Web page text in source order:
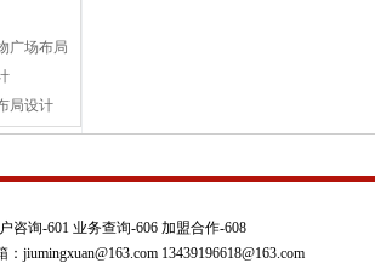
广场布局
局设计
咨询-601 业务查询-606 加盟合作-608
jiumingxuan@163.com 13439196618@163.com